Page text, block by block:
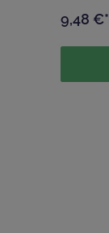
9,48 €*